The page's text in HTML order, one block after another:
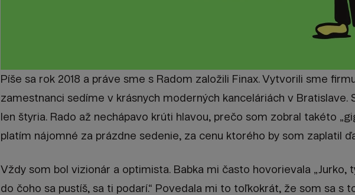
Píše sa rok 2018 a práve sme s Radom založili Finax. Vytvorili sme
zamestnanci sedíme v krásnych moderných kanceláriách v Bratislave.
len štyria. Rado až nechápavo krúti hlavou, prečo som zobral takéto
platím nájomné za prázdne sedenie, za cenu ktorého by som zaplatil
Vždy som bol vizionár a optimista. Babka mi často hovorievala „Jurko,
do čoho sa pustíš, sa ti podarí.“ Povedala mi to toľkokrát, že som sa s